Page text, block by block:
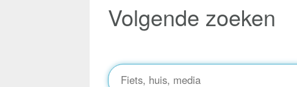
Volgende zoeken